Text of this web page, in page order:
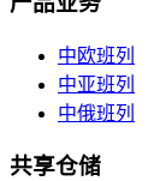
中欧班列
中亚班列
中俄班列
共享仓储